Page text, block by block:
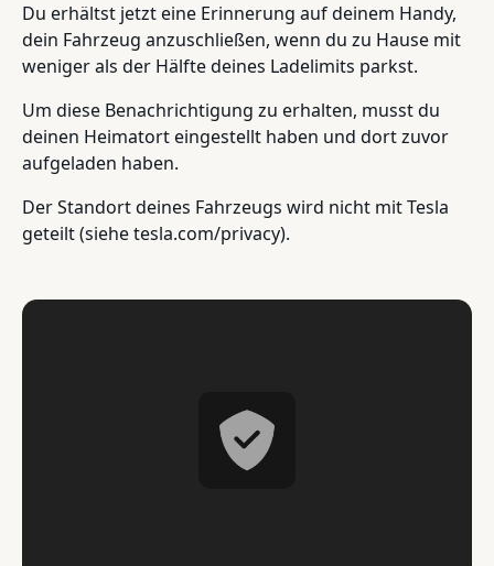
Du erhältst jetzt eine Erinnerung auf deinem Handy,
dein Fahrzeug anzuschließen, wenn du zu Hause mit
weniger als der Hälfte deines Ladelimits parkst.
Um diese Benachrichtigung zu erhalten, musst du
deinen Heimatort eingestellt haben und dort zuvor
aufgeladen haben.
Der Standort deines Fahrzeugs wird nicht mit Tesla
geteilt (siehe tesla.com/privacy).